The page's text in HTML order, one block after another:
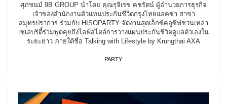
ศุภชนม์ 9B GROUP นำโดย คุณรุจิเรข คชรัตน์ ผู้อำนวยการธุรกิจ
เจ้าของสำนักงานตัวแทนประกันชีวิตกรุงไทยแอคซ่า สาขา
สมุทรปราการ ร่วมกับ HISOPARTY จัดงานสุดเอ็กซ์คลูซีฟชวนเหล่า
เซเลบริตี้ร่วมพูดคุยถึงไลฟ์สไตล์การวางแผนประกันชีวิตดูแลตัวเองใน
ระยะยาว ภายใต้ชื่อ Talking with Lifestyle by Krungthai AXA
PARTY